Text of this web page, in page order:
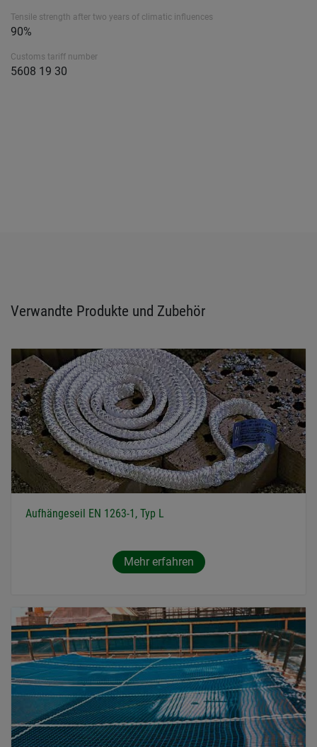
Tensile strength after two years of climatic influences
90%
Customs tariff number
5608 19 30
Verwandte Produkte und Zubehör
Aufhängeseil EN 1263-1, Typ L
Mehr erfahren